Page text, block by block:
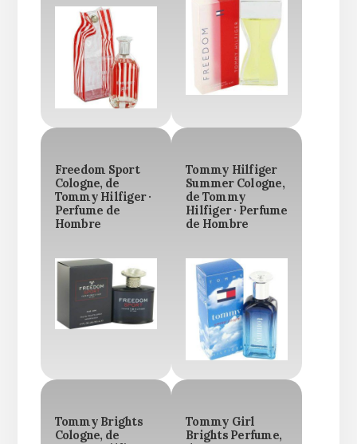
Freedom Sport
Cologne, de
Tommy Hilfiger ·
Perfume de
Hombre
Tommy Hilfiger
Summer Cologne,
de Tommy
Hilfiger · Perfume
de Hombre
Tommy Brights
Cologne, de
Tommy Girl
Brights Perfume,